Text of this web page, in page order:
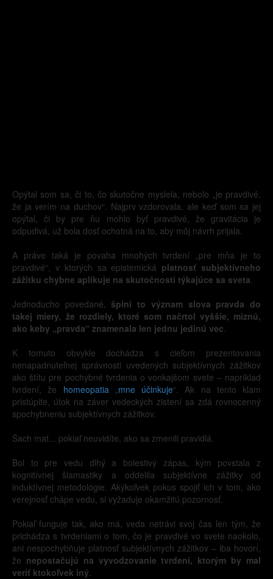
Opýtal som sa, či to, čo skutočne myslela, nebolo „je pravdivé,
že ja verím na duchov“. Najprv vzdorovala, ale keď som sa jej
opýtal, či by pre ňu mohlo byť pravdivé, že gravitácia je
odpudivá, už bola dosť ochotná na to, aby môj návrh prijala.
A práve taká je povaha mnohých tvrdení „pre mňa je to
pravdivé“, v ktorých sa epistemická platnosť subjektívneho
zážitku chybne aplikuje na skutočnosti týkajúce sa sveta.
Jednoducho povedané, špiní to význam slova pravda do
takej miery, že rozdiely, ktoré som načrtol vyššie, miznú,
ako keby „pravda“ znamenala len jednu jedinú vec.
K tomuto obvykle dochádza s cieľom prezentovania
nenapadnuteľnej správnosti uvedených subjektívnych zážitkov
ako štítu pre pochybné tvrdenia o vonkajšom svete – napríklad
tvrdení, že homeopatia„mne účinkuje“. Ak na tento klam
pristúpite, útok na záver vedeckých zistení sa zdá rovnocenný
spochybneniu subjektívnych zážitkov.
Šach mat... pokiaľ neuvidíte, ako sa zmenili pravidlá.
Bol to pre vedu dlhý a bolestivý zápas, kým povstala z
kognitívnej šlamastiky a oddelila subjektívne zážitky od
induktívnej metodológie. Akýkoľvek pokus spojiť ich v tom, ako
verejnosť chápe vedu, si vyžaduje okamžitú pozornosť.
Pokiaľ funguje tak, ako má, veda netrávi svoj čas len tým, že
prichádza s tvrdeniami o tom, čo je pravdivé vo svete naokolo,
ani nespochybňuje platnosť subjektívnych zážitkov – iba hovorí,
že nepostačujú na vyvodzovanie tvrdení, ktorým by mal
veriť ktokoľvek iný.